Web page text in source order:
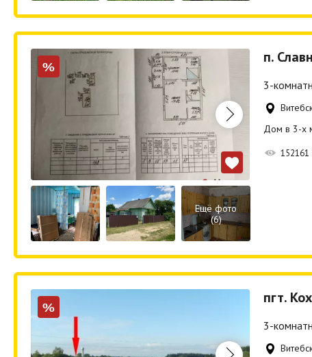
%
Ещё фото
(6)
п.
3-
Дом в 3-х
152161
%
пгт.
3-